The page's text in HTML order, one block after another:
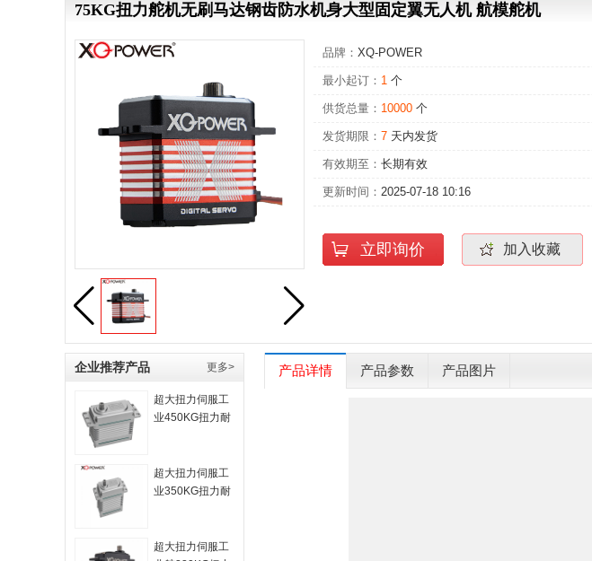
75KG扭力舵机无刷马达钢齿防水机身大型固定翼无人机 航模舵机
品牌： XQ-POWER
最小起订： 1 个
供货总量： 10000 个
发货期限： 7 天内发货
有效期至： 长期有效
更新时间： 2025-07-18 10:16
立即询价 加入收藏
企业推荐产品 更多>
超大扭力伺服工
业450KG扭力耐
超大扭力伺服工
业350KG扭力耐
超大扭力伺服工
产品详情 产品参数 产品图片